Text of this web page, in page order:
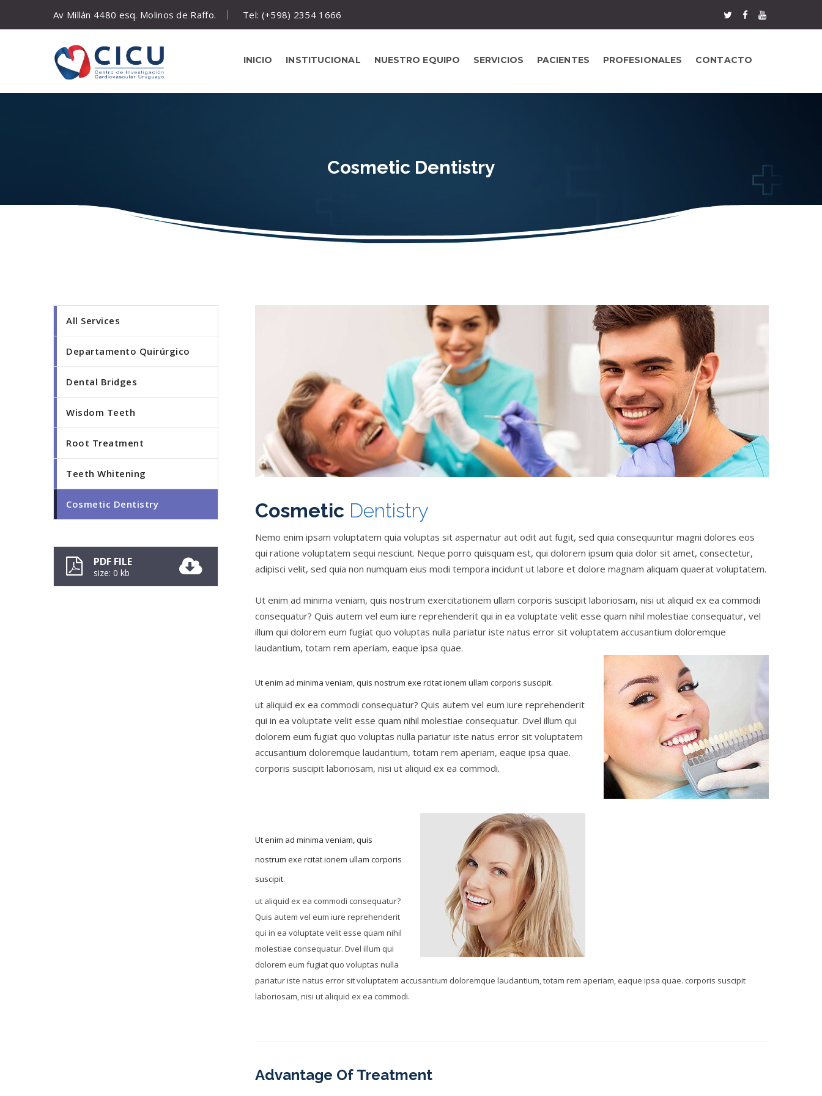
Av Millán 4480 esq. Molinos de Raffo. Tel: (+598) 2354 1666
INICIO INSTITUCIONAL NUESTRO EQUIPO SERVICIOS PACIENTES PROFESIONALES CONTACTO
Cosmetic Dentistry
Cosmetic Dentistry
Nemo enim ipsam voluptatem quia voluptas sit aspernatur aut odit aut fugit, sed quia consequuntur magni dolores eos
qui ratione voluptatem sequi nesciunt. Neque porro quisquam est, qui dolorem ipsum quia dolor sit amet, consectetur,
adipisci velit, sed quia non numquam eius modi tempora incidunt ut labore et dolore magnam aliquam quaerat voluptatem.
Ut enim ad minima veniam, quis nostrum exercitationem ullam corporis suscipit laboriosam, nisi ut aliquid ex ea commodi
consequatur? Quis autem vel eum iure reprehenderit qui in ea voluptate velit esse quam nihil molestiae consequatur, vel
illum qui dolorem eum fugiat quo voluptas nulla pariatur iste natus error sit voluptatem accusantium doloremque
laudantium, totam rem aperiam, eaque ipsa quae.
Ut enim ad minima veniam, quis nostrum exe rcitat ionem ullam corporis suscipit.
ut aliquid ex ea commodi consequatur? Quis autem vel eum iure reprehenderit
qui in ea voluptate velit esse quam nihil molestiae consequatur. Dvel illum qui
dolorem eum fugiat quo voluptas nulla pariatur iste natus error sit voluptatem
accusantium doloremque laudantium, totam rem aperiam, eaque ipsa quae.
corporis suscipit laboriosam, nisi ut aliquid ex ea commodi.
Ut enim ad minima veniam, quis
nostrum exe rcitat ionem ullam corporis
suscipit.
ut aliquid ex ea commodi consequatur?
Quis autem vel eum iure reprehenderit
qui in ea voluptate velit esse quam nihil
molestiae consequatur. Dvel illum qui
dolorem eum fugiat quo voluptas nulla
pariatur iste natus error sit voluptatem accusantium doloremque laudantium, totam rem aperiam, eaque ipsa quae. corporis suscipit
laboriosam, nisi ut aliquid ex ea commodi.
Advantage Of Treatment
All Services
Departamento Quirúrgico
Dental Bridges
Wisdom Teeth
Root Treatment
Teeth Whitening
Cosmetic Dentistry
PDF FILE
size: 0 kb